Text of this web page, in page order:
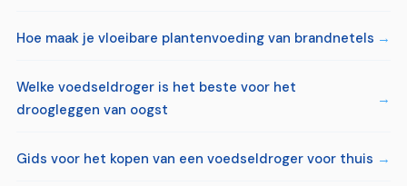
Hoe maak je vloeibare plantenvoeding van brandnetels
Welke voedseldroger is het beste voor het
droogleggen van oogst
Gids voor het kopen van een voedseldroger voor thuis